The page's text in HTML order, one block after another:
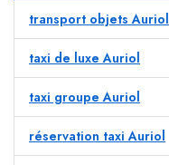
transport objets Auriol
taxi de luxe Auriol
taxi groupe Auriol
réservation taxi Auriol